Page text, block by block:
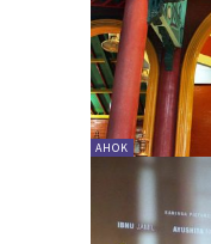
AHOK